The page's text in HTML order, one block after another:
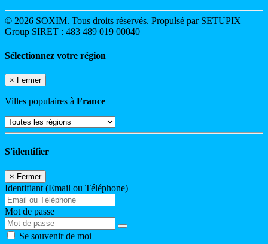
© 2026 SOXIM. Tous droits réservés. Propulsé par SETUPIX
Group SIRET : 483 489 019 00040
Sélectionnez votre région
× Fermer
Villes populaires à France
S'identifier
× Fermer
Identifiant (Email ou Téléphone)
Mot de passe
Se souvenir de moi